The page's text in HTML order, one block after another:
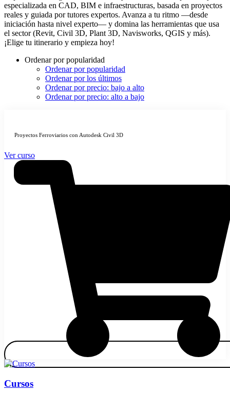
especializada en CAD, BIM e infraestructuras, basada en proyectos
reales y guiada por tutores expertos. Avanza a tu ritmo —desde
iniciación hasta nivel experto— y domina las herramientas que usa
el sector (Revit, Civil 3D, Plant 3D, Navisworks, QGIS y más).
¡Elige tu itinerario y empieza hoy!
Ordenar por popularidad
Ordenar por popularidad
Ordenar por los últimos
Ordenar por precio: bajo a alto
Ordenar por precio: alto a bajo
Proyectos Ferroviarios con Autodesk Civil 3D
Ver curso
Cursos